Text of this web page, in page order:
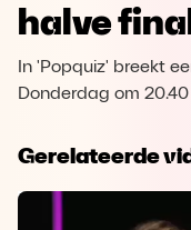
Opera
halve
In 'Popquiz' breekt
Donderdag om
Gerelateerde